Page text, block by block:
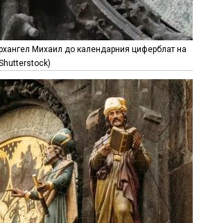
Михаил до календарния циферблат на